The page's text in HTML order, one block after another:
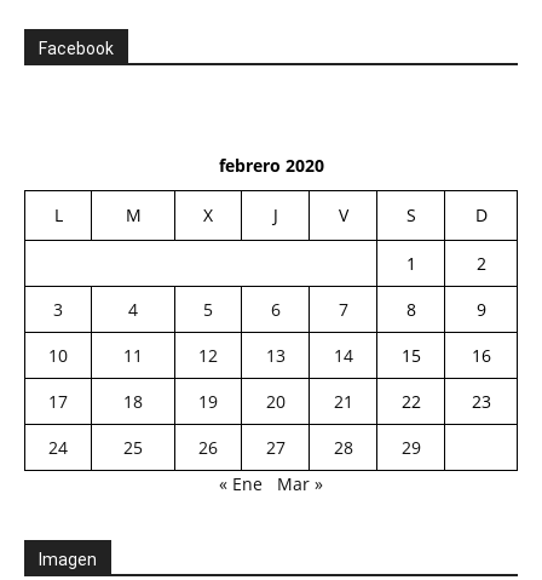
Facebook
febrero 2020
L M X J V S D
1
2
3
4 5 6 7 8
9
10
11 12 13 14 15
16
17
18 19 20 21 22
23
24
25 26 27 28
29
« Ene
Mar »
Imagen